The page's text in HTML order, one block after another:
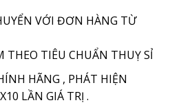
VỚI ĐƠN HÀNG TỪ
THEO TIÊU CHUẨN THUỴ SỈ
HÃNG , PHÁT HIỆN
LẦN GIÁ TRỊ .